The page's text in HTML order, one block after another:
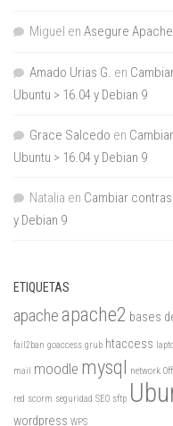
Miguel en Asegure
Amado Urias G. en
Ubuntu > 16.04 y Debian 9
Grace Salcedo en
Ubuntu > 16.04 y Debian 9
Natalia en Cambiar
y Debian 9
ETIQUETAS
apache apache2 bases
fail2ban goaccess grub htaccess
mail moodle mysql network
red scorm seguridad SEO sftp
wordpress WPS